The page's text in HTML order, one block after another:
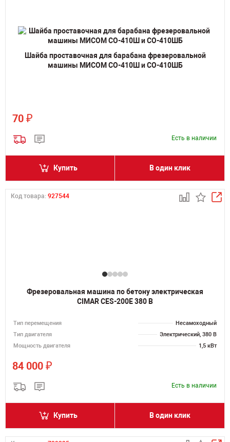
Шайба проставочная для барабана фрезеровальной
машины МИСОМ СО-410Ш и СО-410ШБ
70 ₽
Есть в наличии
Купить В один клик
Код товара: 927544
Фрезеровальная машина по бетону электрическая
CIMAR CES-200E 380 В
Тип перемещения
Несамоходный
Тип двигателя
Электрический, 380 В
Мощность двигателя
1,5 кВт
84 000 ₽
Есть в наличии
Купить В один клик